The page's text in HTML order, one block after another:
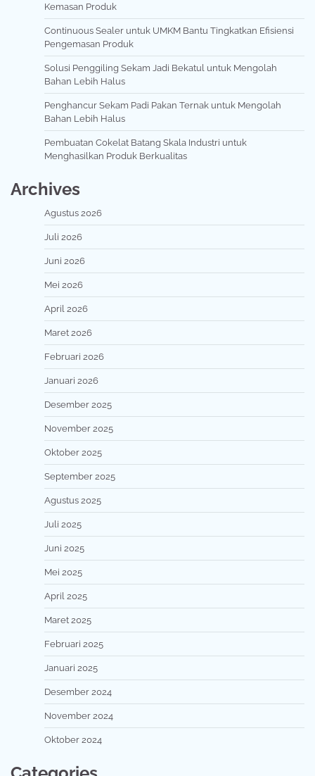
Kemasan Produk
Continuous Sealer untuk UMKM Bantu Tingkatkan Efisiensi
Pengemasan Produk
Solusi Penggiling Sekam Jadi Bekatul untuk Mengolah
Bahan Lebih Halus
Penghancur Sekam Padi Pakan Ternak untuk Mengolah
Bahan Lebih Halus
Pembuatan Cokelat Batang Skala Industri untuk
Menghasilkan Produk Berkualitas
Archives
Agustus 2026
Juli 2026
Juni 2026
Mei 2026
April 2026
Maret 2026
Februari 2026
Januari 2026
Desember 2025
November 2025
Oktober 2025
September 2025
Agustus 2025
Juli 2025
Juni 2025
Mei 2025
April 2025
Maret 2025
Februari 2025
Januari 2025
Desember 2024
November 2024
Oktober 2024